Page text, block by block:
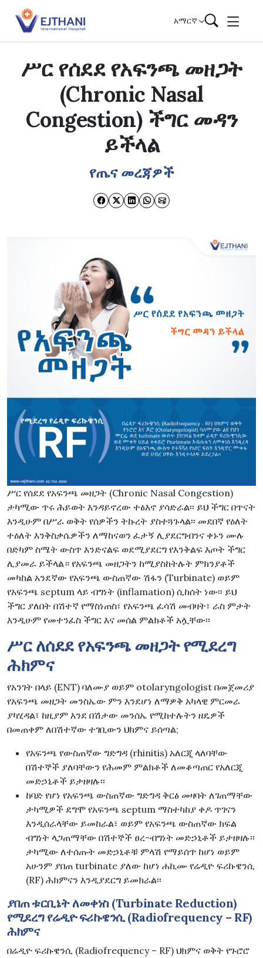
Skip to content
አማርኛ
ሥር የሰደደ የአፍንጫ መዘጋት
(Chronic Nasal
Congestion) ችግር መዳን
ይችላል
የጤና መረጃዎች
ሥር የሰደደ የአፍንጫ መዘጋት (Chronic Nasal Congestion)
ታካሚው ጥሩ ሕይወት እንዳይኖረው ተፅእኖ ያሳድራል፡፡ ይህ ችግር በጥናት
እንዲሁም በሥራ ወቅት የሰዎችን ትኩረት ያስተጓጉላል፡፡ መደበኛ የዕለት
ተዕለት እንቅስቃሴዎችን ለማከናወን ፈታኝ ሊያደርግብንና ቀኑን ሙሉ
በድካም ስሜት ውስጥ እንድናልፍ ወደሚያደርግ የእንቅልፍ እጦት ችግር
ሊያመራ ይችላል። የአፍንጫ መዘጋትን ከሚያስከትሉት ምክንያቶች
መካከል አንደኛው የአፍንጫ ውስጠኛው ሽፋን (Turbinate) ወይም
የአፍንጫ septum ላይ ብግነት (inflamation) ሲከሰት ነው፡፡ ይህ
ችግር ያለበት በሽተኛ የማስነጠስ፣ የአፍንጫ ፈሳሽ መብዛት፣ ራስ ምታት
እንዲሁም የመተንፈስ ችግር እና መሰል ምልክቶች አሏቸው፡፡
ሥር ለሰደደ የአፍንጫ መዘጋት የሚደረግ
ሕክምና
የአንገት በላይ (ENT) ባለሙያ ወይም otolaryngologist በመጀመሪያ
የአፍንጫ መዘጋት መንስኤው ምን እንደሆነ ለማዎቅ አካላዊ ምርመራ
ያካሂዳል፣ ከዚያም እንደ በሽታው መንሰኤ የሚከተሉትን ዘዴዎች
በመጠቀም ለበሽተኛው ተገቢውን ህክምና ይሰጣል;
የአፍንጫ የውስጠኛው ግድግዳ (rhinitis) አለርጂ ላለባቸው
በሽተኞች ያለባቸውን የሕመም ምልክቶች ለመቆጣጠር የአለርጂ
መድኃኒቶች ይታዘዛሉ፡፡
ከባድ የሆነ የአፍንጫ ውስጠኛው ግድግዳ ቅርፅ መዛባት ለገጠማቸው
ታካሚዎች ደግሞ የአፍንጫ septum ማስተካከያ ቀዶ ጥገናን
እንዲሰራላቸው ይመከራል፣ ወይም የአፍንጫ ውስጠኛው ክፍል
ብግነት ላጋጠማቸው በሽተኞች ፀረ-ብግነት መድኃኒቶች ይታዘዛሉ፡፡
ታካሚው ለተሰጡት መድኃኒቶቹ ምላሽ የማይሰጥ ከሆነ ወይም
አሁንም ያበጠ turbinate ያለው ከሆነ ሐኪሙ የሬዲዮ ፍሪኩዌንሲ
(RF) ሕክምናን እንዲያደርግ ይመክራል፡፡
ያበጠ ቱርቢኔት ለመቀነስ (Turbinate Reduction)
የሚደረግ የሬዲዮ ፍሪኩዌንሲ (Radiofrequency – RF)
ሕክምና
በሬዲዮ ፍሪኩዌንሲ (Radiofrequency – RF) ህክምና ወቅት የጉሮሮ